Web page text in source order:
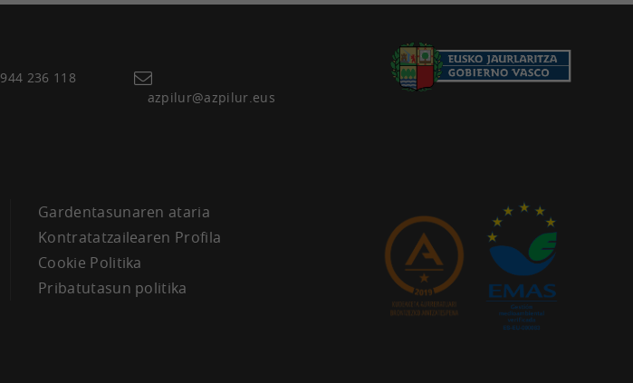
944 236 118
azpilur@azpilur.eus
Gardentasunaren ataria
Kontratatzailearen Profila
Cookie Politika
Pribatutasun politika